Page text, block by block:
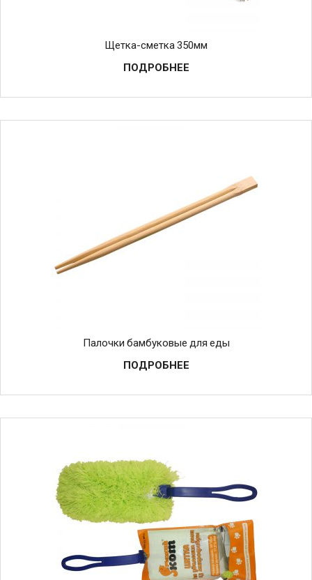
Щетка-сметка 350мм
ПОДРОБНЕЕ
Палочки бамбуковые для еды
ПОДРОБНЕЕ